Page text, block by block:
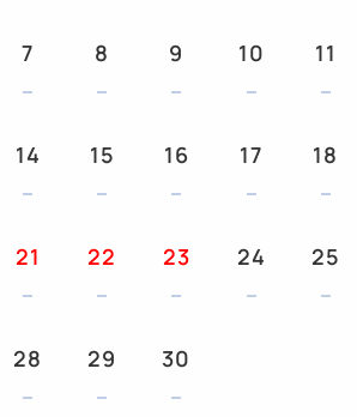
7 8 9 10 11
14 15 16 17 18
21 22 23 24 25
28 29 30